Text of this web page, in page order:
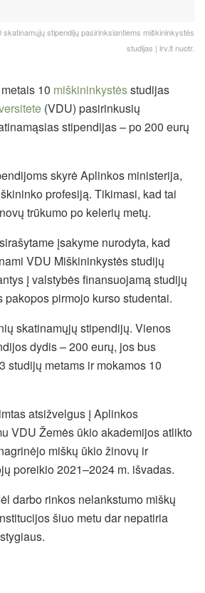
stipendijų pasirinksiantiems miškininkystės
studijas | lrv.lt nuotr.
10 miškininkystėsstudijas
(VDU) pasirinkusių
stipendijas – po 200 eurų
skyrė Aplinkos ministerija,
profesiją. Tikimasi, kad tai
trūkumo po kelerių metų.
įsakyme nurodyta, kad
VDU Miškininkystės studijų
į valstybės finansuojamą studijų
pirmojo kurso studentai.
skatinamųjų stipendijų. Vienos
dydis – 200 eurų, jos bus
studijų metams ir mokamos 10
atsižvelgus į Aplinkos
VDU Žemės ūkio akademijos atlikto
miškų ūkio žinovų ir
poreikio 2021–2024 m. išvadas.
darbo rinkos nelankstumo miškų
šiuo metu dar nepatiria